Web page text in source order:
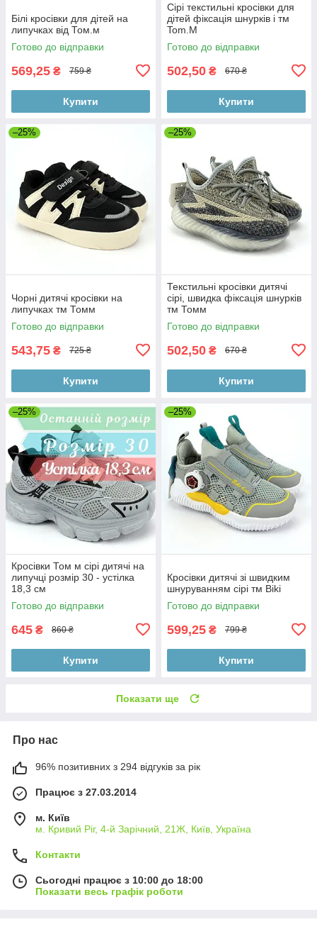
Білі кросівки для дітей на
липучках від Том.м
Готово до відправки
569,25 ₴ 759 ₴
Купити
Сірі текстильні кросівки для
дітей фіксація шнурків і тм
Tom.M
Готово до відправки
502,50 ₴ 670 ₴
Купити
–25%
Чорні дитячі кросівки на
липучках тм Томм
Готово до відправки
543,75 ₴ 725 ₴
Купити
–25%
Текстильні кросівки дитячі
сірі, швидка фіксація шнурків
тм Томм
Готово до відправки
502,50 ₴ 670 ₴
Купити
–25%
Кросівки Том м сірі дитячі на
липучці розмір 30 - устілка
18,3 см
Готово до відправки
645 ₴ 860 ₴
Купити
–25%
Кросівки дитячі зі швидким
шнуруванням сірі тм Biki
Готово до відправки
599,25 ₴ 799 ₴
Купити
Показати ще
Про нас
96% позитивних з 294 відгуків за рік
Працює з 27.03.2014
м. Київ
м. Кривий Ріг, 4-й Зарічний, 21Ж, Київ, Україна
Контакти
Сьогодні працює з 10:00 до 18:00
Показати весь графік роботи